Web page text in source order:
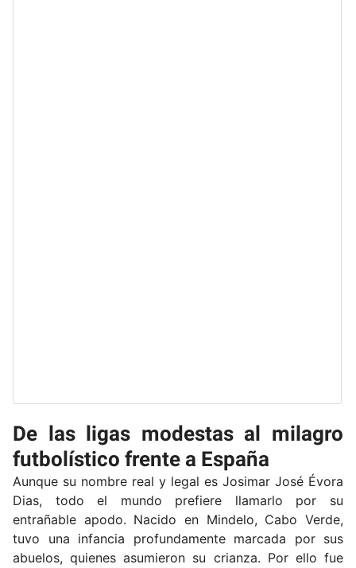
De las ligas modestas al milagro
futbolístico frente a España
Aunque su nombre real y legal es Josimar José Évora
Dias, todo el mundo prefiere llamarlo por su
entrañable apodo. Nacido en Mindelo, Cabo Verde,
tuvo una infancia profundamente marcada por sus
abuelos, quienes asumieron su crianza. Por ello fue